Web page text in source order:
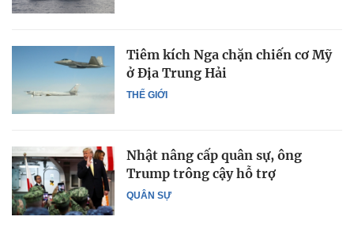
THẾ GIỚI
Tiêm kích Nga chặn chiến cơ Mỹ
ở Địa Trung Hải
QUÂN SỰ
Nhật nâng cấp quân sự, ông
Trump trông cậy hỗ trợ